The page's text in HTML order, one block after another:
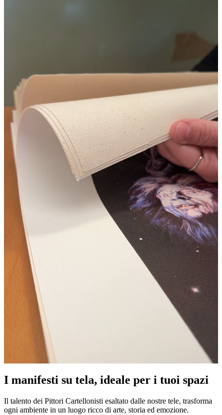
Pause
I manifesti su tela, ideale per i tuoi spazi
Il talento dei Pittori Cartellonisti esaltato dalle nostre tele, trasforma
ogni ambiente in un luogo ricco di arte, storia ed emozione.